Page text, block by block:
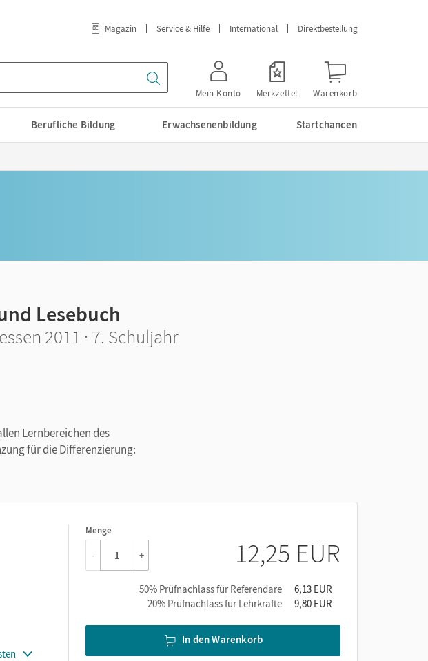
Magazin Service & Hilfe International Direktbestellung
Mein Konto Merkzettel Warenkorb
Berufliche Bildung Erwachsenenbildung Startchancen
Lesebuch
2011 · 7. Schuljahr
Lernbereichen des
für die Differenzierung:
Menge
1
- + 12,25 EUR
50% Prüfnachlass für Referendare
6,13 EUR
20% Prüfnachlass für Lehrkräfte
9,80 EUR
In den Warenkorb